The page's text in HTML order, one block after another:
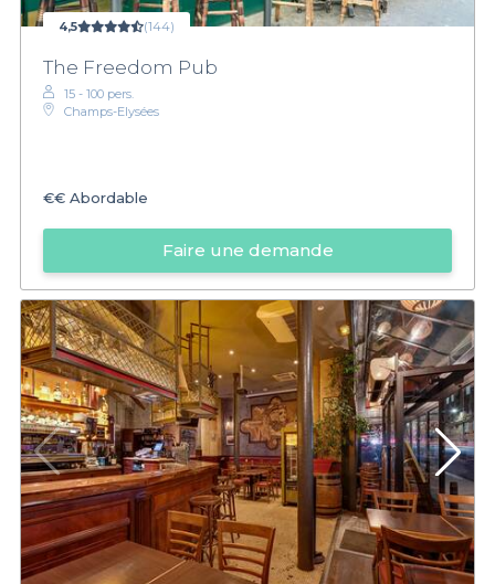
4,5 (144)
The Freedom Pub
15 - 100 pers.
Champs-Elysées
€€ Abordable
Faire une demande